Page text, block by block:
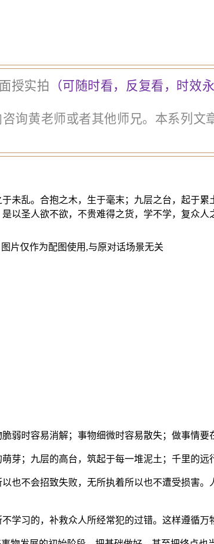
授实拍 （可随时看，反复看，时效
询黄老师或者其他师兄。本系列
未乱。合抱之木，生于毫末；九层之台，起于
以圣人欲不欲，不贵难得之货，学不学，复众人
图片仅作为配图使用,与原对话场景无关
弱时容易消解；事物细微时容易散失；做事情要
芽；九层的高台，筑起于每一堆泥土；千里的远
也不会招致失败，无所执着所以也不遭受损害
学习的，补救众人所经常犯的过错。这样遵循万